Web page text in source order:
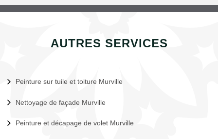
AUTRES SERVICES
Peinture sur tuile et toiture Murville
Nettoyage de façade Murville
Peinture et décapage de volet Murville